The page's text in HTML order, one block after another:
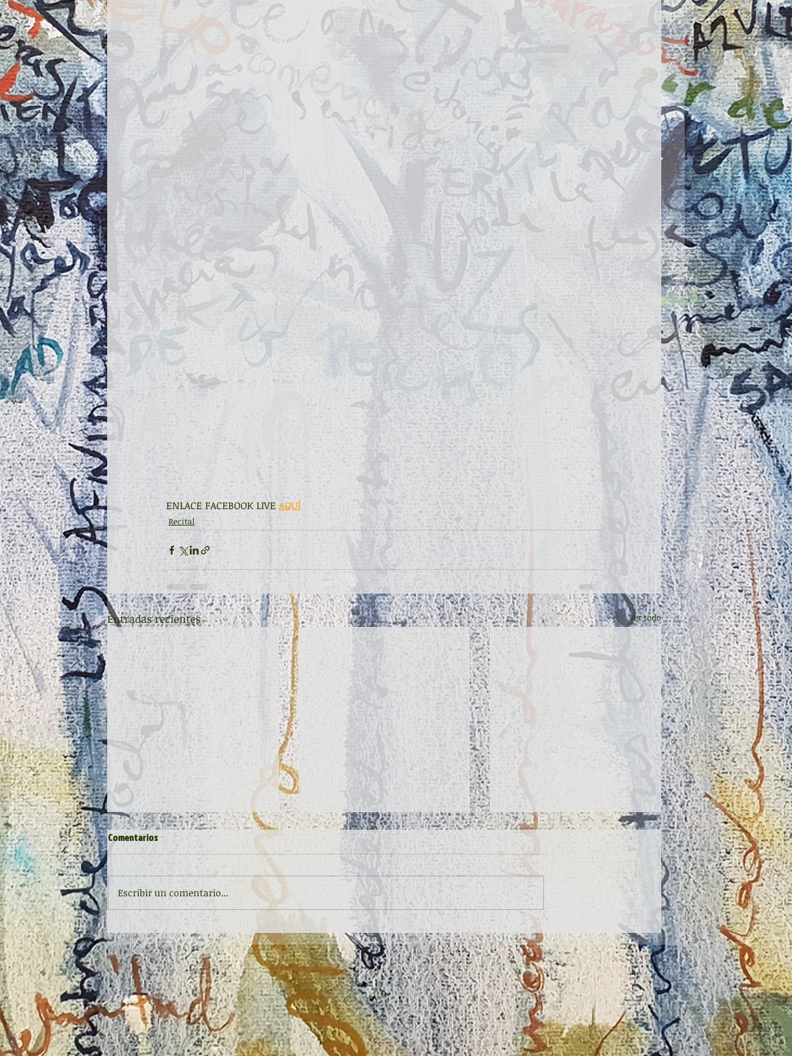
ENLACE FACEBOOK LIVE AQUÍ
Recital
Entradas recientes Ver todo
Inauguración de la exposición
'Raigambre', de Agustín García y
Aurelio González Ovies
EL CANTO DEL MIRLO, concierto "En
aquellos días azules" (Zaragoza,
España)
Encuentro con Aurelio González
Ovies en Luanco
Comentarios
Escribir un comentario...